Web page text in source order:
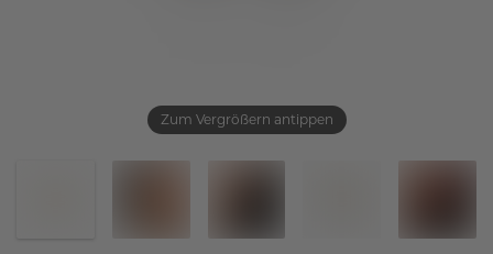
Zum Vergrößern antippen